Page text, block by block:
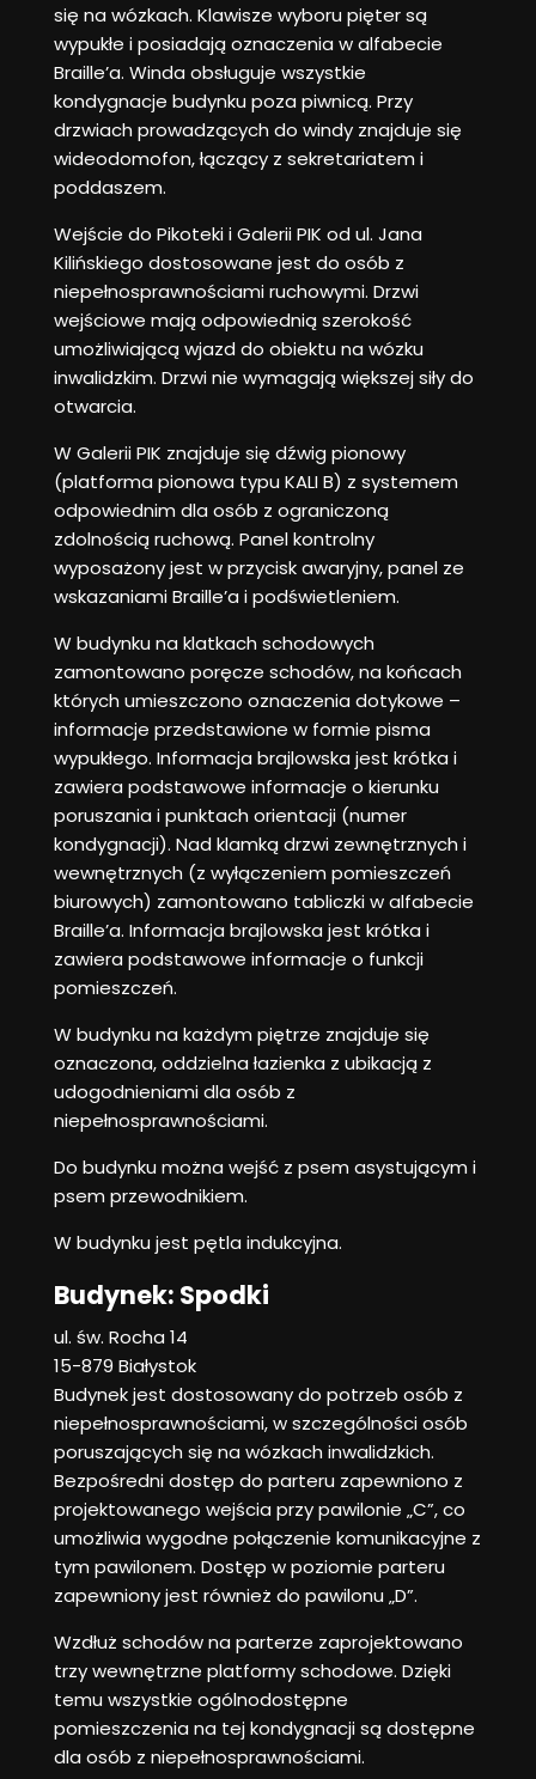
się na wózkach. Klawisze wyboru pięter są
wypukłe i posiadają oznaczenia w alfabecie
Braille’a. Winda obsługuje wszystkie
kondygnacje budynku poza piwnicą. Przy
drzwiach prowadzących do windy znajduje się
wideodomofon, łączący z sekretariatem i
poddaszem.
Wejście do Pikoteki i Galerii PIK od ul. Jana
Kilińskiego dostosowane jest do osób z
niepełnosprawnościami ruchowymi. Drzwi
wejściowe mają odpowiednią szerokość
umożliwiającą wjazd do obiektu na wózku
inwalidzkim. Drzwi nie wymagają większej siły do
otwarcia.
W Galerii PIK znajduje się dźwig pionowy
(platforma pionowa typu KALI B) z systemem
odpowiednim dla osób z ograniczoną
zdolnością ruchową. Panel kontrolny
wyposażony jest w przycisk awaryjny, panel ze
wskazaniami Braille’a i podświetleniem.
W budynku na klatkach schodowych
zamontowano poręcze schodów, na końcach
których umieszczono oznaczenia dotykowe –
informacje przedstawione w formie pisma
wypukłego. Informacja brajlowska jest krótka i
zawiera podstawowe informacje o kierunku
poruszania i punktach orientacji (numer
kondygnacji). Nad klamką drzwi zewnętrznych i
wewnętrznych (z wyłączeniem pomieszczeń
biurowych) zamontowano tabliczki w alfabecie
Braille’a. Informacja brajlowska jest krótka i
zawiera podstawowe informacje o funkcji
pomieszczeń.
W budynku na każdym piętrze znajduje się
oznaczona, oddzielna łazienka z ubikacją z
udogodnieniami dla osób z
niepełnosprawnościami.
Do budynku można wejść z psem asystującym i
psem przewodnikiem.
W budynku jest pętla indukcyjna.
Budynek: Spodki
ul. św. Rocha 14
15-879 Białystok
Budynek jest dostosowany do potrzeb osób z
niepełnosprawnościami, w szczególności osób
poruszających się na wózkach inwalidzkich.
Bezpośredni dostęp do parteru zapewniono z
projektowanego wejścia przy pawilonie „C”, co
umożliwia wygodne połączenie komunikacyjne z
tym pawilonem. Dostęp w poziomie parteru
zapewniony jest również do pawilonu „D”.
Wzdłuż schodów na parterze zaprojektowano
trzy wewnętrzne platformy schodowe. Dzięki
temu wszystkie ogólnodostępne
pomieszczenia na tej kondygnacji są dostępne
dla osób z niepełnosprawnościami.